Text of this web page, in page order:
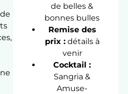
de belles &
bonnes bulles
Remise des
prix :détails à
venir
Cocktail :
Sangria &
Amuse-